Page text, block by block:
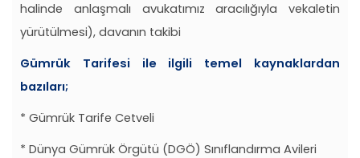
halinde anlaşmalı avukatımız aracılığıyla vekaletin
yürütülmesi), davanın takibi
Gümrük Tarifesi ile ilgili temel kaynaklardan
bazıları;
* Gümrük Tarife Cetveli
* Dünya Gümrük Örgütü (DGÖ) Sınıflandırma Avileri